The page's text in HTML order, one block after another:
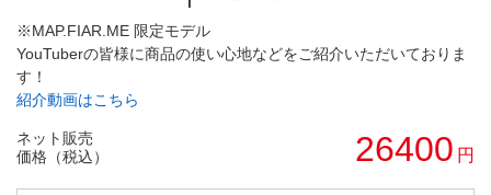
※MAP.FIAR.ME 限定モデル
YouTuberの皆様に商品の使い心地などをご紹介いただいておりま
す！
紹介動画はこちら
ネット販売
価格（税込）
26400 円